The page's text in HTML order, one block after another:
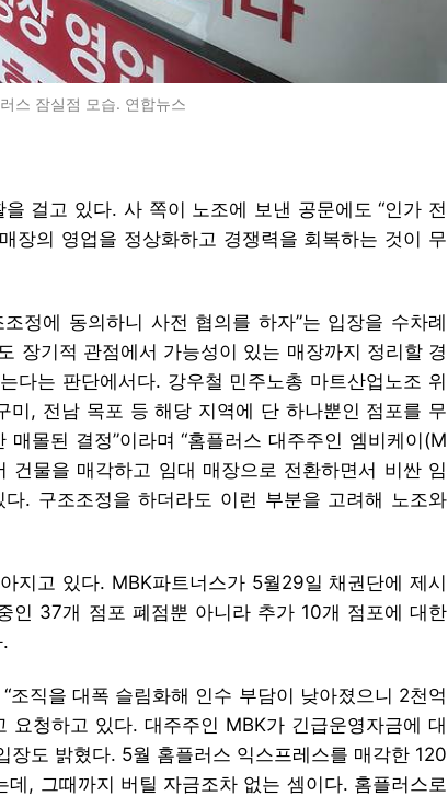
스 잠실점 모습. 연합뉴스
걸고 있다. 사 쪽이 노조에 보낸 공문에도 “인가 전
장의 영업을 정상화하고 경쟁력을 회복하는 것이 무
정에 동의하니 사전 협의를 하자”는 입장을 수차례
장기적 관점에서 가능성이 있는 매장까지 정리할 경
다는 판단에서다. 강우철 민주노총 마트산업노조 위
미, 전남 목포 등 해당 지역에 단 하나뿐인 점포를 무
몰된 결정”이라며 “홈플러스 대주주인 엠비케이(M
건물을 매각하고 임대 매장으로 전환하면서 비싼 임
. 구조조정을 하더라도 이런 부분을 고려해 노조와
지고 있다. MBK파트너스가 5월29일 채권단에 제시
인 37개 점포 폐점뿐 아니라 추가 10개 점포에 대한
조직을 대폭 슬림화해 인수 부담이 낮아졌으니 2천억
요청하고 있다. 대주주인 MBK가 긴급운영자금에 대
장도 밝혔다. 5월 홈플러스 익스프레스를 매각한 120
, 그때까지 버틸 자금조차 없는 셈이다. 홈플러스로